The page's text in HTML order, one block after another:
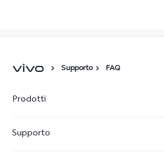
Supporto FAQ
Prodotti
Supporto